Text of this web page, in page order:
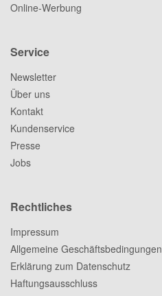
Online-Werbung
Service
Newsletter
Über uns
Kontakt
Kundenservice
Presse
Jobs
Rechtliches
Impressum
Allgemeine Geschäftsbedingungen
Erklärung zum Datenschutz
Haftungsausschluss